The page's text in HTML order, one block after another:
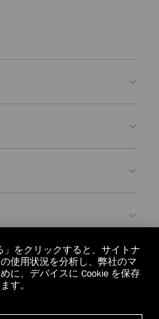
えた、エフォートレスで魅力ある
ダンなアクセントを添えた、美し
どの1足を選んでも、存在感を放
カー
ステートメントなソールからミニ
ツ
ニーハイブーツをご紹介します。
は、シーズンを重ねても色褪せな
られています。
」をクリックすると、サイトナ
使用状況を分析し、弊社のマ
に、デバイスに Cookie を保存
す。